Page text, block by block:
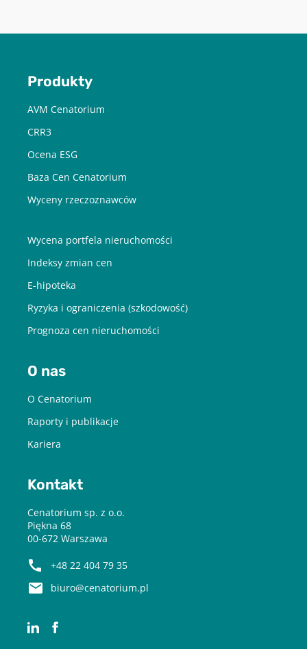
Chcę otrzymywać treści o charakterze marketingowym drogą e-
Polityce prywatności.
Produkty
AVM Cenatorium
CRR3
Ocena ESG
Baza Cen Cenatorium
Wyceny rzeczoznawców
Wycena portfela nieruchomości
Indeksy zmian cen
E-hipoteka
Ryzyka i ograniczenia (szkodowość)
Prognoza cen nieruchomości
O nas
O Cenatorium
Raporty i publikacje
Kariera
Kontakt
Cenatorium sp. z o.o.
Piękna 68
00-672 Warszawa
+48 22 404 79 35
biuro@cenatorium.pl